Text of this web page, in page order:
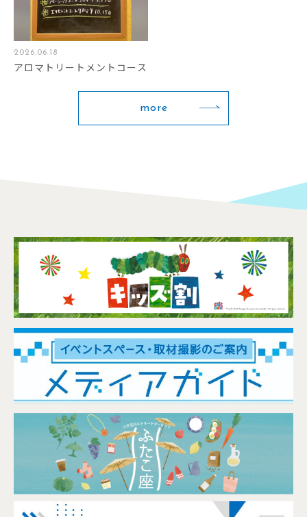
2026.06.18
アロマトリートメントコース
more